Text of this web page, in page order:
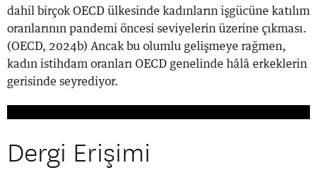
dahil birçok OECD ülkesinde kadınların işgücüne katılım
oranlarının pandemi öncesi seviyelerin üzerine çıkması.
(OECD, 2024b) Ancak bu olumlu gelişmeye rağmen,
kadın istihdam oranları OECD genelinde hâlâ erkeklerin
gerisinde seyrediyor.
Dergi Erişimi